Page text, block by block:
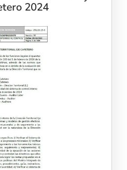
2024